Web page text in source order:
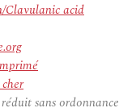
Clavulanic acid
sans ordonnance